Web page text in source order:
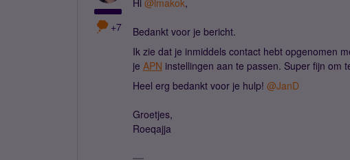
+7
Hi ​ @lmakok,
Bedankt voor je bericht.
Ik zie dat je inmiddels contact hebt opgenomen
je APN instellingen aan te passen. Super fijn om
Heel erg bedankt voor je hulp! ​ @JanD
Groetjes,
Roeqajja